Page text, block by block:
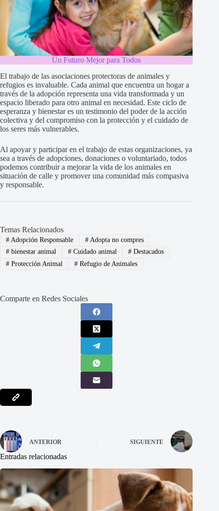
Un Futuro Mejor para Todos
El trabajo de las asociaciones protectoras de animales y
refugios es invaluable. Cada animal que encuentra un hogar a
través de la adopción representa una vida transformada y un
espacio liberado para otro animal en necesidad. Este ciclo de
esperanza y bienestar es un testimonio del poder de la acción
colectiva y del compromiso con la protección y el cuidado de
los seres más vulnerables.
Al apoyar y participar en el trabajo de estas organizaciones, ya
sea a través de adopciones, donaciones o voluntariado, todos
podemos contribuir a mejorar la vida de los animales en
situación de calle y promover una comunidad más compasiva
y responsable.
Temas Relacionados
#Adopción Responsable #Adopta no compres
#bienestar animal #Cuidado animal # Destacados
#Protección Animal #Refugio de Animales
Comparte en Redes Sociales
ANTERIOR SIGUIENTE
Entradas relacionadas